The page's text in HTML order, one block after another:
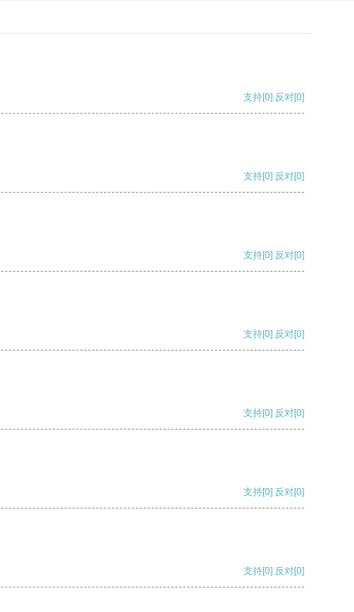
支持[0] 反对[0]
支持[0] 反对[0]
支持[0] 反对[0]
支持[0] 反对[0]
支持[0] 反对[0]
支持[0] 反对[0]
支持[0] 反对[0]